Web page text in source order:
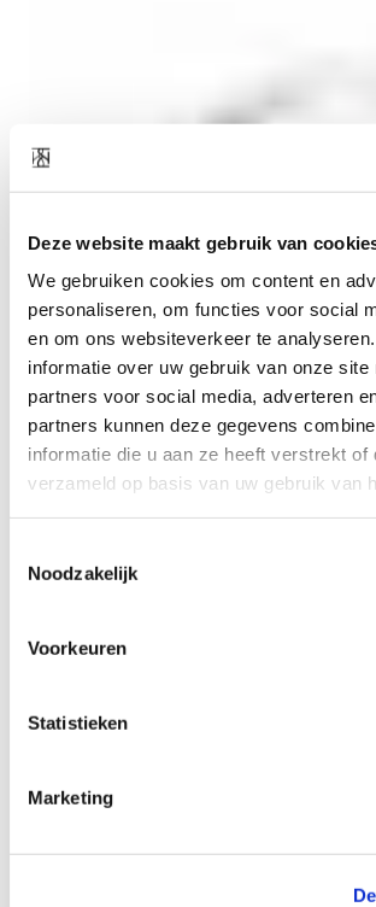
Deze website maakt gebruik van
We gebruiken cookies om content en
personaliseren, om functies voor social
en om ons websiteverkeer te
informatie over uw gebruik van onze site
partners voor social media, adverteren
partners kunnen deze gegevens
informatie die u aan ze heeft verstrekt of
verzameld op basis van uw gebruik van
Noodzakelijk
Voorkeuren
Statistieken
Marketing
Spiral bracelet
52EUR